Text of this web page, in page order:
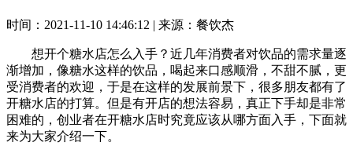
时间：2021-11-10 14:46:12 | 来源：餐饮杰
想开个糖水店怎么入手？近几年消费者对饮品的需求量逐
渐增加，像糖水这样的饮品，喝起来口感顺滑，不甜不腻，更
受消费者的欢迎，于是在这样的发展前景下，很多朋友都有了
开糖水店的打算。但是有开店的想法容易，真正下手却是非常
困难的，创业者在开糖水店时究竟应该从哪方面入手，下面就
来为大家介绍一下。